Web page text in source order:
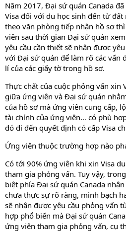
Năm 2017, Đại sứ quán Canada
Visa đối với du học sinh đến từ đất
theo văn phòng tiếp nhận hồ sơ
viên sau thời gian Đại sứ quán
yêu cầu cần thiết sẽ nhận được
với Đại sứ quán để làm rõ các vấn
lí của các giấy tờ trong hồ sơ.
Thực chất của cuộc phỏng vấn xin
giữa ứng viên và Đại sứ quán
của hồ sơ mà ứng viên cung cấp,
tài chính của ứng viên… có phù
đó đi đến quyết định có cấp Visa
Ứng viên thuộc trường hợp nào
Có tới 90% ứng viên khi xin Visa
tham gia phỏng vấn. Tuy vậy,
biệt phía Đại sứ quán Canada
chưa thực sự rõ ràng, minh bạch
sẽ nhận được yêu cầu phỏng vấn
hợp phổ biến mà Đại sứ quán
ứng viên tham gia phỏng vấn, cụ